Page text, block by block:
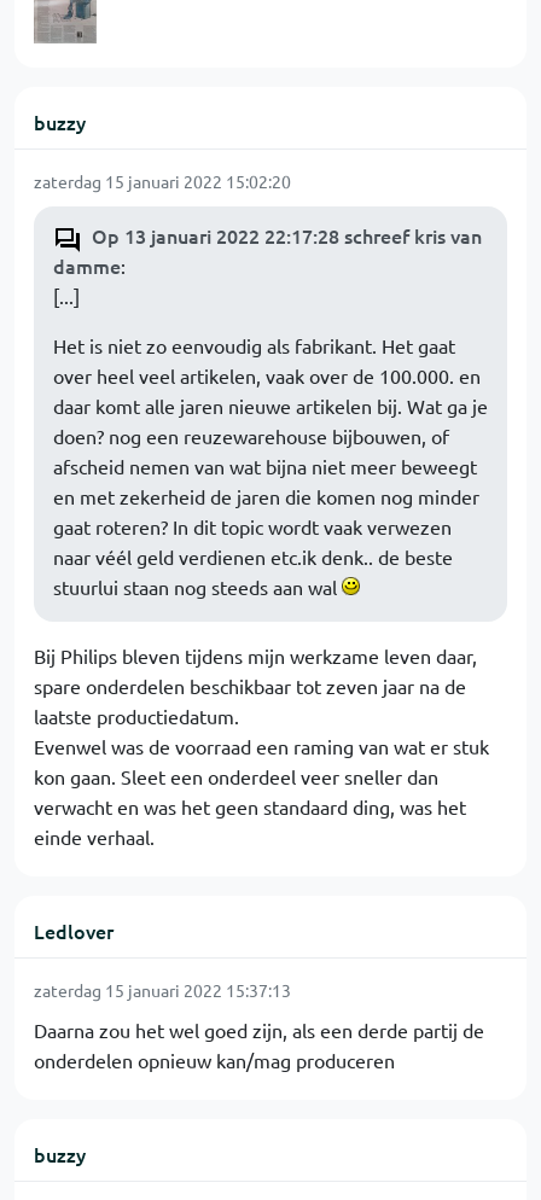
buzzy
zaterdag 15 januari 2022 15:02:20
Op 13 januari 2022 22:17:28 schreef kris van
damme:
[...]
Het is niet zo eenvoudig als fabrikant. Het gaat
over heel veel artikelen, vaak over de 100.000. en
daar komt alle jaren nieuwe artikelen bij. Wat ga je
doen? nog een reuzewarehouse bijbouwen, of
afscheid nemen van wat bijna niet meer beweegt
en met zekerheid de jaren die komen nog minder
gaat roteren? In dit topic wordt vaak verwezen
naar véél geld verdienen etc.ik denk.. de beste
stuurlui staan nog steeds aan wal
Bij Philips bleven tijdens mijn werkzame leven daar,
spare onderdelen beschikbaar tot zeven jaar na de
laatste productiedatum.
Evenwel was de voorraad een raming van wat er stuk
kon gaan. Sleet een onderdeel veer sneller dan
verwacht en was het geen standaard ding, was het
einde verhaal.
Ledlover
zaterdag 15 januari 2022 15:37:13
Daarna zou het wel goed zijn, als een derde partij de
onderdelen opnieuw kan/mag produceren
buzzy